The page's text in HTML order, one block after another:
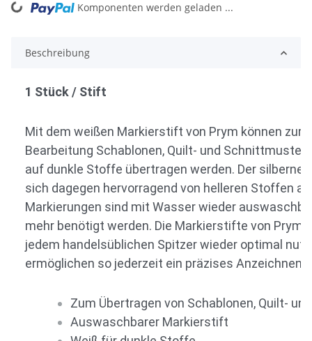
Loading... Komponenten werden geladen ...
Beschreibung
1 Stück / Stift
Mit dem weißen Markierstift von Prym können zur
Bearbeitung Schablonen, Quilt- und Schnittmuster
auf dunkle Stoffe übertragen werden. Der silberne
sich dagegen hervorragend von helleren Stoffen
Markierungen sind mit Wasser wieder
mehr benötigt werden. Die Markierstifte von Prym
jedem handelsüblichen Spitzer wieder optimal
ermöglichen so jederzeit ein präzises Anzeichnen.
Zum Übertragen von Schablonen, Quilt-
Auswaschbarer Markierstift